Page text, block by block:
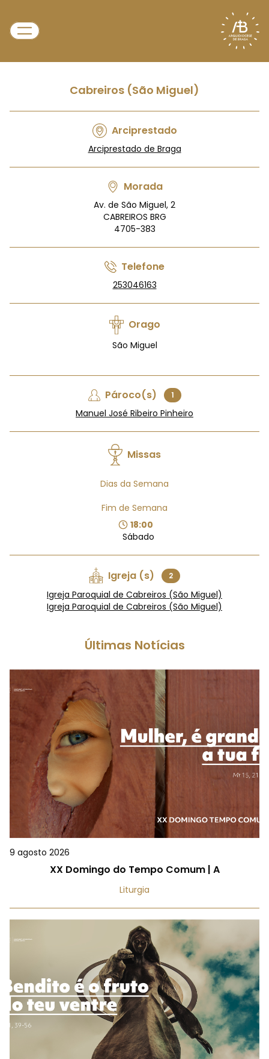
Cabreiros (São Miguel)
Arciprestado
Arciprestado de Braga
Morada
Av. de São Miguel, 2
CABREIROS BRG
4705-383
Telefone
253046163
Orago
São Miguel
Pároco(s) 1
Manuel José Ribeiro Pinheiro
Missas
Dias da Semana
Fim de Semana
18:00
Sábado
Igreja (s) 2
Igreja Paroquial de Cabreiros (São Miguel)
Igreja Paroquial de Cabreiros (São Miguel)
Últimas Notícias
9 agosto 2026
XX Domingo do Tempo Comum | A
Liturgia